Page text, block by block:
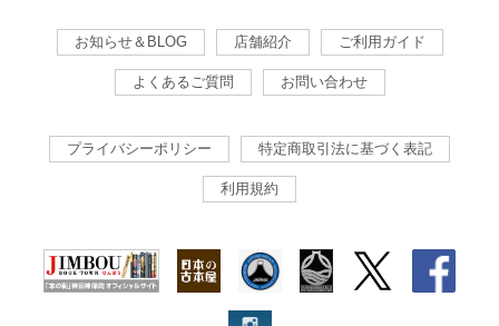
お知らせ＆BLOG 店舗紹介 ご利用ガイド
よくあるご質問 お問い合わせ
プライバシーポリシー 特定商取引法に基づく表記
利用規約